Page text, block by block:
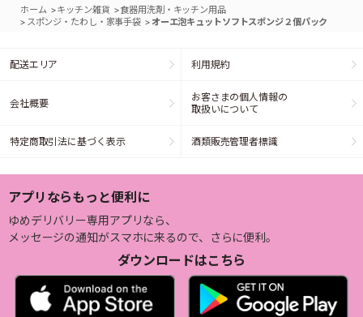
ホーム >キッチン雑貨 >食器用洗剤・キッチン用品
> スポンジ・たわし・家事手袋 >オーエ泡キュットソフトスポンジ２個パック
配送エリア 利用規約
会社概要
お客さまの個人情報の
取扱いについて
特定商取引法に基づく表示 酒類販売管理者標識
アプリならもっと便利に
ゆめデリバリー専用アプリなら、
メッセージの通知がスマホに来るので、さらに便利。
ダウンロードはこちら